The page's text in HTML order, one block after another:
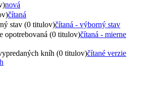
nová
čítaná
stav (0 titulov)čítaná - výborný stav
opotrebovaná (0 titulov)čítaná - mierne
kníh (0 titulov)čítané verzie